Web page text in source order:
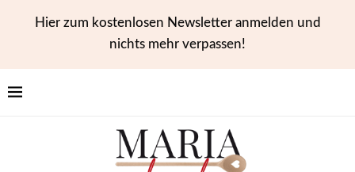
Hier zum kostenlosen Newsletter anmelden und
nichts mehr verpassen!